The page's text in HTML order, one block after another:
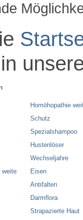
weite
Homöhopathie
Schutz
Spezialshampoo
Hustenlöser
Wechseljahre
Eisen
Antifalten
Darmflora
Strapazierte Haut